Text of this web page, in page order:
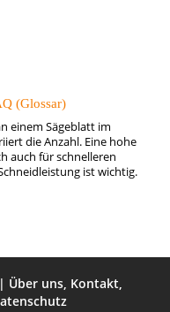
(Glossar)
einem Sägeblatt im
die Anzahl. Eine hohe
auch für schnelleren
ist wichtig.
| Über uns, Kontakt,